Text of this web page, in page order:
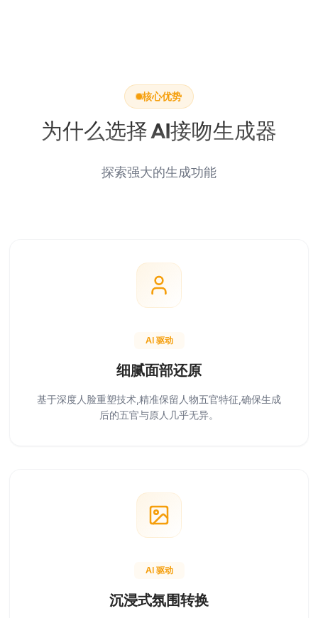
核心优势
为什么选择 AI接吻生成器
探索强大的生成功能
AI 驱动
细腻面部还原
基于深度人脸重塑技术,精准保留人物五官特征,确保生成
后的五官与原人几乎无异。
AI 驱动
沉浸式氛围转换